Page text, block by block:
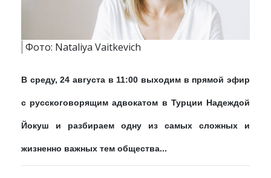
Фото: Nataliya Vaitkevich
В среду, 24 августа в 11:00 выходим в прямой эфир
с русскоговорящим адвокатом в Турции Надеждой
Йокуш и разбираем одну из самых сложных и
жизненно важных тем общества...